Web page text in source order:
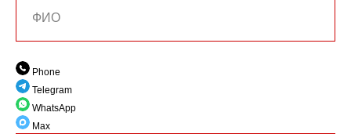
Phone
Telegram
WhatsApp
Max